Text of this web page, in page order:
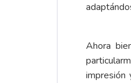
Ahora
impresión